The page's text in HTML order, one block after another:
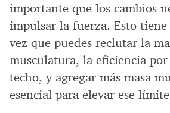
importante que los cambios
impulsar la fuerza. Esto
vez que puedes reclutar la
musculatura, la eficiencia
techo, y agregar más masa
esencial para elevar ese